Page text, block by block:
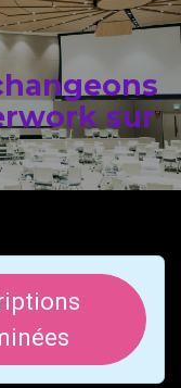
sur